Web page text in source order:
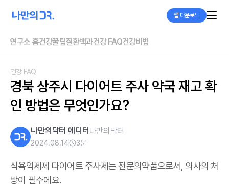
앱 다운로드
연구소 홈건강꿀팁질환백과건강 FAQ건강비법
건강 FAQ
경북 상주시 다이어트 주사 약국 재고 확
인 방법은 무엇인가요?
나만의닥터 에디터 나만의닥터
2024.08.14 3분
식욕억제제 다이어트 주사제는 전문의약품으로서, 의사의 처
방이 필수에요.